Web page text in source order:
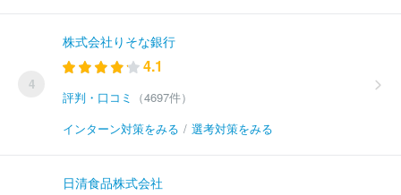
4
株式会社りそな銀行
4.1
評判・口コミ
（4697件）
インターン対策をみる / 選考対策をみる
日清食品株式会社